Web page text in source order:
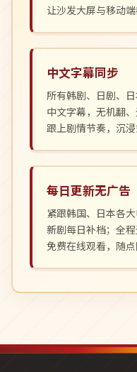
让沙发大屏与移动
中文字幕同步
所有韩剧、日剧、
中文字幕，无机翻
跟上剧情节奏，沉浸
每日更新无广告
紧跟韩国、日本各
新剧每日补档；全
免费在线观看，随点